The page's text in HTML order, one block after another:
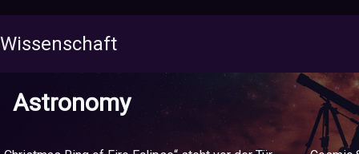
Wissenschaft
Astronomy